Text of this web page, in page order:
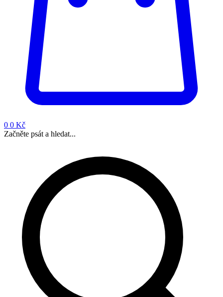
0 0 Kč
Začněte psát a hledat...